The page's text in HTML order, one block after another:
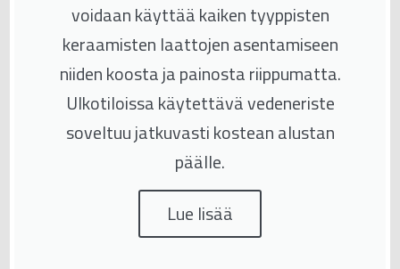
voidaan käyttää kaiken tyyppisten
keraamisten laattojen asentamiseen
niiden koosta ja painosta riippumatta.
Ulkotiloissa käytettävä vedeneriste
soveltuu jatkuvasti kostean alustan
päälle.
Lue lisää